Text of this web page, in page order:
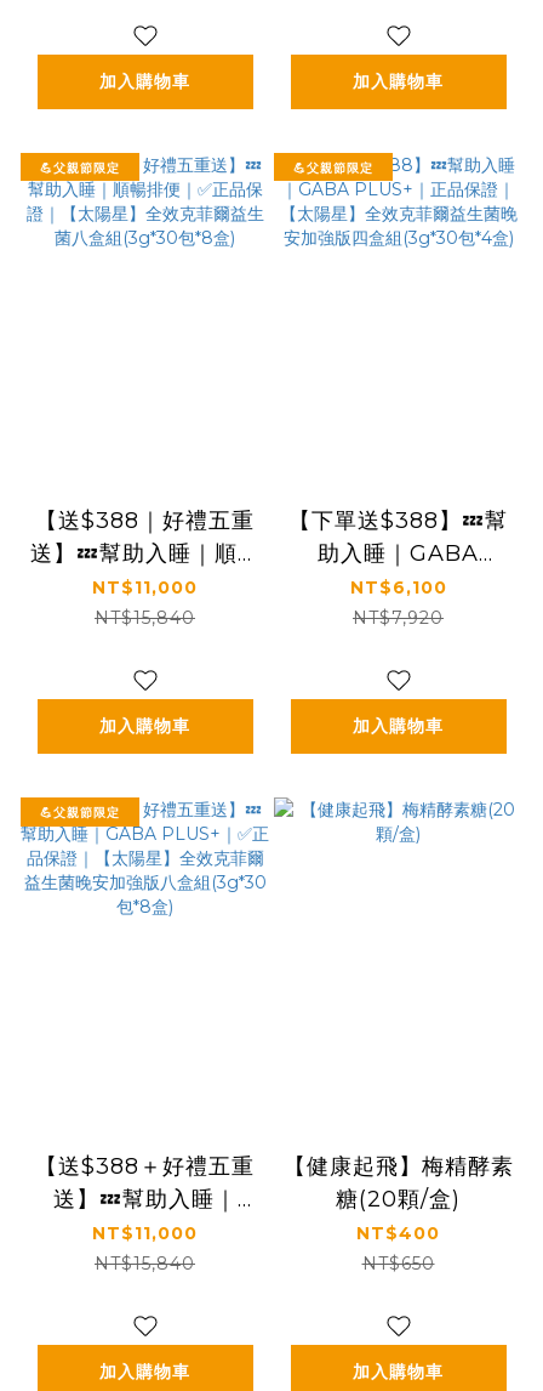
加入購物車
盒組(3g*30包*6盒)
加入購物車
💪父親節限定
【送$388｜好禮五重
送】💤幫助入睡｜順暢
排便｜✅正品保證｜
【太陽星】全效克菲爾
包*8盒)
NT$11,000
NT$15,840
加入購物車
💪父親節限定
【下單送$388】💤幫
助入睡｜GABA
PLUS+｜正品保證｜
【太陽星】全效克菲爾
組(3g*30包*4盒)
NT$6,100
NT$7,920
加入購物車
💪父親節限定
【送$388＋好禮五重
送】💤幫助入睡｜
GABA PLUS+｜✅正
品保證｜【太陽星】全
強版八盒組(3g*30包
*8盒)
NT$11,000
NT$15,840
加入購物車
【健康起飛】梅精酵素
糖(20顆/盒)
NT$400
NT$650
加入購物車